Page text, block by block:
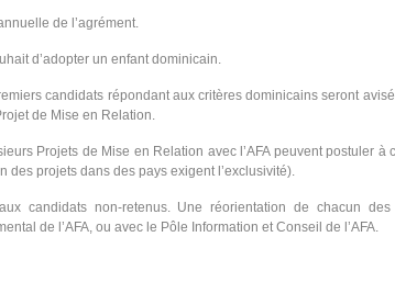
de l’agrément.
d’adopter un enfant dominicain.
candidats répondant aux critères dominicains seront
de Mise en Relation.
Projets de Mise en Relation avec l’AFA peuvent postuler à
des projets dans des pays exigent l’exclusivité).
candidats non-retenus. Une réorientation de chacun
de l’AFA, ou avec le Pôle Information et Conseil de l’AFA.